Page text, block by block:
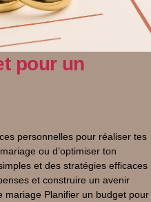
pour un
personnelles pour réaliser tes
ou d’optimiser ton
et des stratégies efficaces
et construire un avenir
mariage Planifier un budget pour